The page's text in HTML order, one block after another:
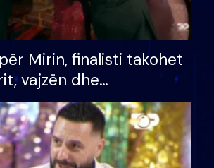
Mirin, finalisti takohet
vajzën dhe
S’kemi ndonjë letër
jo?